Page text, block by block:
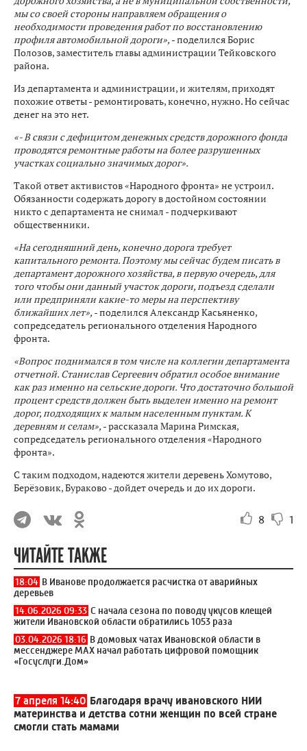
мы со своей стороны направляем обращения о
необходимости проведения работ по восстановлению
профиля автомобильной дороги», - поделился Борис
Полозов, заместитель главы администрации Тейковского
района.
Из департамента и администрации, и жителям, приходят
похожие ответы - ремонтировать, конечно, нужно. Но сейчас
денег на это нет.
«- В связи с дефицитом денежных средств дорожного фонда
проводятся ремонтные работы на более разрушенных
участках социально значимых дорог».
Такой ответ активистов «Народного фронта» не устроил.
Обязанности содержать дорогу в достойном состоянии
никто с департамента не снимал - подчеркивают
общественники.
«На сегодняшний день, конечно дорога требует
капитального ремонта. Поэтому мы сейчас будем писать в
департамент дорожного хозяйства, в первую очередь, для
того чтобы они данный участок дороги, подъезд сделали
или предприняли какие-то меры на перспективу
ближайших лет», - поделился Александр Касьяненко,
сопредседатель регионального отделения Народного
фронта.
«Вопрос поднимался в том числе на коллегии департамента
отчетной. Станислав Сергеевич обратил особое внимание
как раз именно на сельские дороги. Что достаточно большой
процент средств должен быть выделен именно на ремонт
дорог, подходящих к малым населенным пунктам. К
деревням и селам», - рассказала Марина Римская,
сопредседатель регионального отделения «Народного
фронта».
С таким подходом, надеются жители деревень Хомутово,
Берёзовик, Бураково - дойдет очередь и до их дороги.
8 1
ЧИТАЙТЕ ТАКЖЕ
18:04 В Иванове продолжается расчистка от аварийных
деревьев
14.06.2026 09:33 С начала сезона по поводу укусов клещей
жители Ивановской области обратились 1053 раза
03.04.2026 18:16 В домовых чатах Ивановской области в
мессенджере МАХ начал работать цифровой помощник
«Госуслуги.Дом»
7 апреля 14:40 Благодаря врачу ивановского НИИ
материнства и детства сотни женщин по всей стране
смогли стать мамами